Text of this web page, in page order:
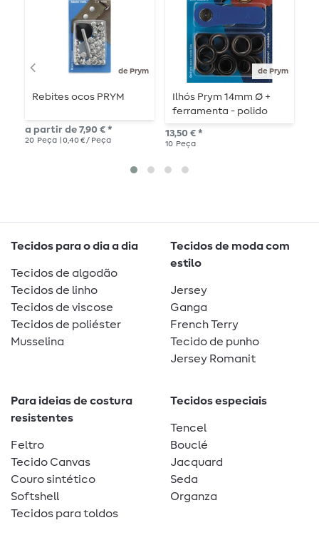
de Prym
Rebites ocos PRYM
a partir de 7,90 € *
20 Peça | 0,40 € / Peça
de Prym
Ilhós Prym 14mm Ø +
ferramenta - polido
13,50 € *
10 Peça
Tecidos para o dia a dia
Tecidos de algodão
Tecidos de linho
Tecidos de viscose
Tecidos de poliéster
Musselina
Tecidos de moda com
estilo
Jersey
Ganga
French Terry
Tecido de punho
Jersey Romanit
Para ideias de costura
resistentes
Feltro
Tecido Canvas
Couro sintético
Softshell
Tecidos para toldos
Tecidos especiais
Tencel
Bouclé
Jacquard
Seda
Organza